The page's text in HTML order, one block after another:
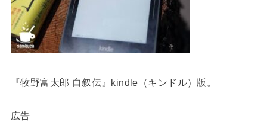
『牧野富太郎 自叙伝』kindle（キンドル）版。
広告